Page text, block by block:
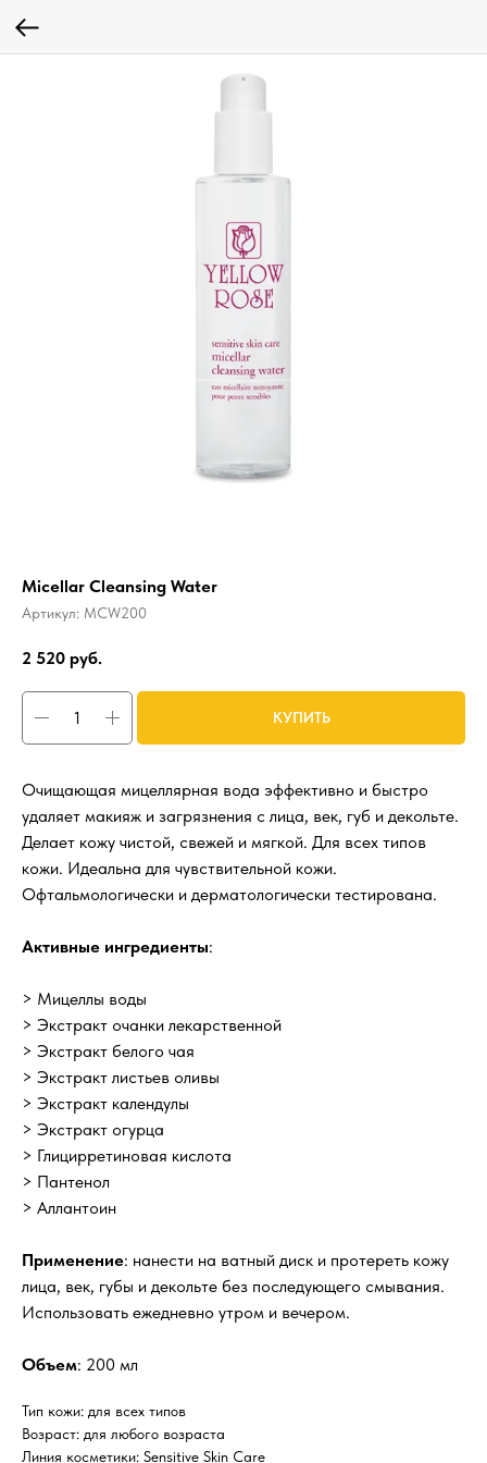
Micellar Cleansing Water
Артикул: MCW200
2 520 руб.
КУПИТЬ
Очищающая мицеллярная вода эффективно и быстро
удаляет макияж и загрязнения с лица, век, губ и декольте.
Делает кожу чистой, свежей и мягкой. Для всех типов
кожи. Идеальна для чувствительной кожи.
Офтальмологически и дерматологически тестирована.
Активные ингредиенты:
> Мицеллы воды
> Экстракт очанки лекарственной
> Экстракт белого чая
> Экстракт листьев оливы
> Экстракт календулы
> Экстракт огурца
> Глицирретиновая кислота
> Пантенол
> Аллантоин
Применение: нанести на ватный диск и протереть кожу
лица, век, губы и декольте без последующего смывания.
Использовать ежедневно утром и вечером.
Объем: 200 мл
Тип кожи: для всех типов
Возраст: для любого возраста
Линия косметики: Sensitive Skin Care